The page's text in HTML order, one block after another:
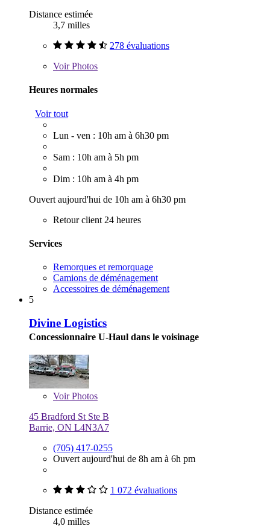
Distance estimée
3,7 milles
278 évaluations
VoirPhotos
Heures normales
Voir tout
Lun - ven : 10h am à 6h30 pm
Sam : 10h am à 5h pm
Dim : 10h am à 4h pm
Ouvert aujourd'hui de 10h am à 6h30 pm
Retour client 24 heures
Services
Remorques et remorquage
Camions de déménagement
Accessoires de déménagement
5
Divine Logistics
Concessionnaire U-Haul dans le voisinage
VoirPhotos
45 Bradford St Ste B
Barrie, ON L4N3A7
(705) 417-0255
Ouvert aujourd'hui de 8h am à 6h pm
1 072 évaluations
Distance estimée
4,0 milles